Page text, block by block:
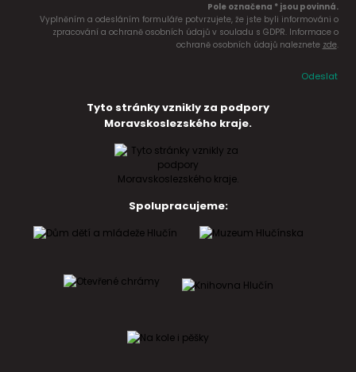
Pole označena * jsou povinná.
Vyplněním a odesláním formuláře potvrzujete, že jste byli informováni o
zpracování a ochraně osobních údajů v souladu s GDPR. Informace o
ochraně osobních údajů naleznete zde.
Odeslat
Tyto stránky vznikly za podpory
Moravskoslezského kraje.
Spolupracujeme: